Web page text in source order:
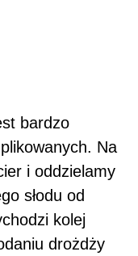
wchodzą:
kranik
produkcji w
jednak
Tam proces